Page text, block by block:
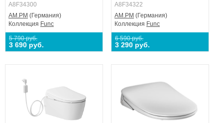
A8F34300
AM.PM (Германия)
Коллекция Func
5 790 руб.
3 690 руб.
A8F34322
AM.PM (Германия)
Коллекция Func
6 590 руб.
3 290 руб.